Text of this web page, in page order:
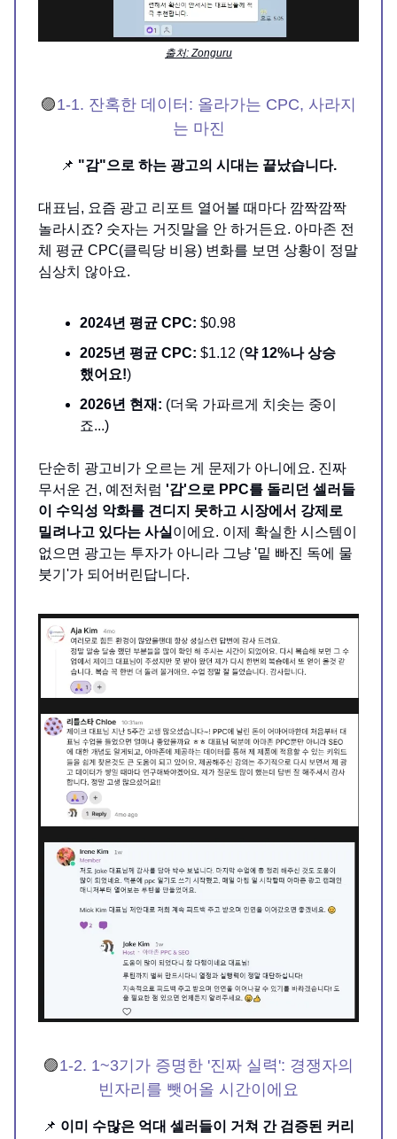
출처: Zonguru
🟣1-1. 잔혹한 데이터: 올라가는 CPC, 사라지
는 마진
📌 "감"으로 하는 광고의 시대는 끝났습니다.
대표님, 요즘 광고 리포트 열어볼 때마다 깜짝깜짝
놀라시죠? 숫자는 거짓말을 안 하거든요. 아마존 전
체 평균 CPC(클릭당 비용) 변화를 보면 상황이 정말
심상치 않아요.
2024년 평균 CPC: $0.98
2025년 평균 CPC: $1.12 (약 12%나 상승
했어요!)
2026년 현재: (더욱 가파르게 치솟는 중이
죠...)
단순히 광고비가 오르는 게 문제가 아니에요. 진짜
무서운 건, 예전처럼 '감'으로 PPC를 돌리던 셀러들
이 수익성 악화를 견디지 못하고 시장에서 강제로
밀려나고 있다는 사실 이에요. 이제 확실한 시스템이
없으면 광고는 투자가 아니라 그냥 '밑 빠진 독에 물
붓기'가 되어버린답니다.
🟣1-2. 1~3기가 증명한 '진짜 실력': 경쟁자의
빈자리를 뺏어올 시간이에요
📌 이미 수많은 억대 셀러들이 거쳐 간 검증된 커리